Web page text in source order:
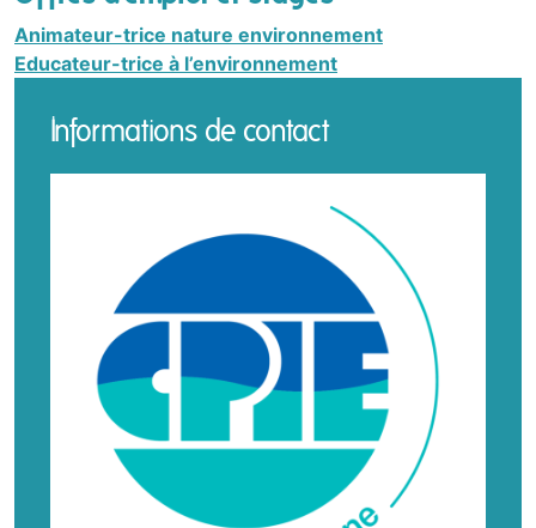
Animateur-trice nature environnement
Educateur-trice à l’environnement
Informations de contact